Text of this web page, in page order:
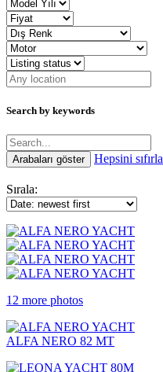
Search by keywords
Hepsini sıfırla
Sırala:
12 more photos
ALFA NERO 82 MT